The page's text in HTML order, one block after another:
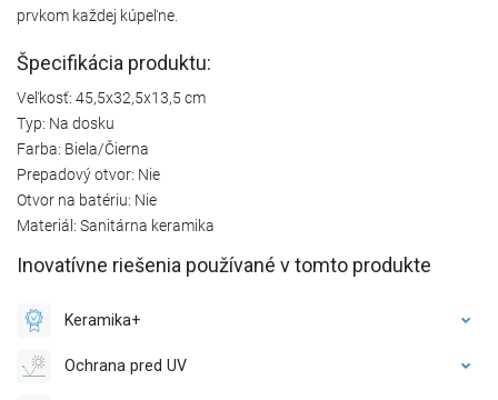
prvkom každej kúpeľne.
Špecifikácia produktu:
Veľkosť: 45,5x32,5x13,5 cm
Typ: Na dosku
Farba: Biela/Čierna
Prepadový otvor: Nie
Otvor na batériu: Nie
Materiál: Sanitárna keramika
Inovatívne riešenia používané v tomto produkte
Keramika+
Ochrana pred UV